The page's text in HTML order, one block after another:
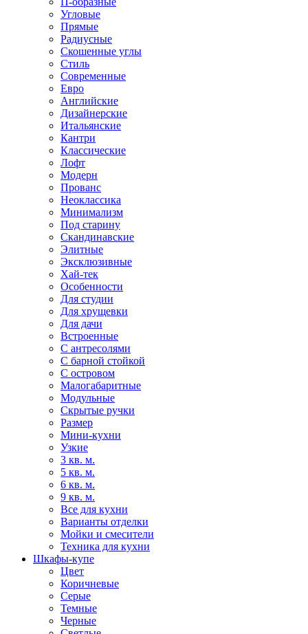
Угловые
Прямые
Радиусные
Скошенные углы
Стиль
Современные
Евро
Английские
Дизайнерские
Итальянские
Кантри
Классические
Лофт
Модерн
Прованс
Неоклассика
Минимализм
Под старину
Скандинавские
Элитные
Эксклюзивные
Хай-тек
Особенности
Для студии
Для хрущевки
Для дачи
Встроенные
С антресолями
С барной стойкой
С островом
Малогабаритные
Модульные
Скрытые ручки
Размер
Мини-кухни
Узкие
3 кв. м.
5 кв. м.
6 кв. м.
9 кв. м.
Все для кухни
Варианты отделки
Мойки и смесители
Техника для кухни
Шкафы-купе
Цвет
Коричневые
Серые
Темные
Черные